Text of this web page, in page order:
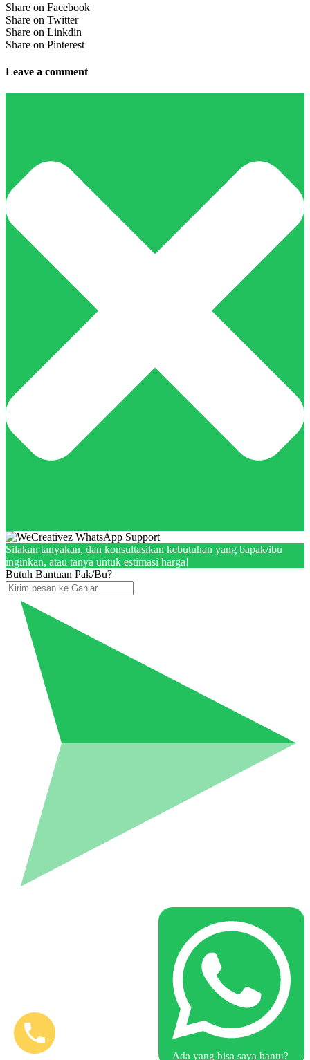
Share on Facebook
Share on Twitter
Share on Linkdin
Share on Pinterest
Leave a comment
Silakan tanyakan, dan konsultasikan kebutuhan yang bapak/ibu
inginkan, atau tanya untuk estimasi harga!
Butuh Bantuan Pak/Bu?
Ada yang bisa saya bantu?